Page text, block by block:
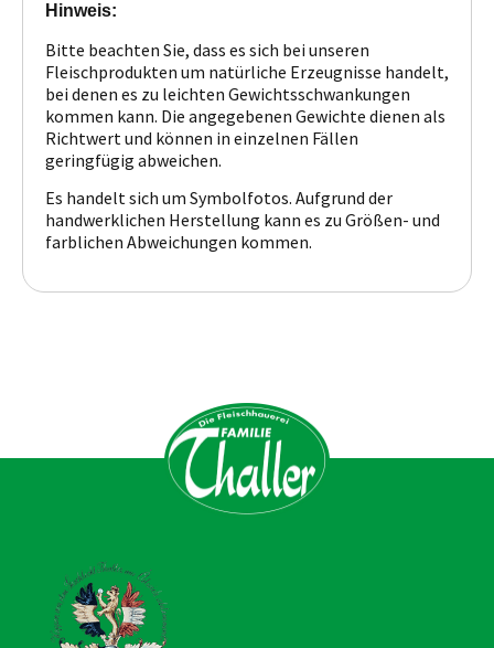
Hinweis:
Bitte beachten Sie, dass es sich bei unseren
Fleischprodukten um natürliche Erzeugnisse handelt,
bei denen es zu leichten Gewichtsschwankungen
kommen kann. Die angegebenen Gewichte dienen als
Richtwert und können in einzelnen Fällen
geringfügig abweichen.
Es handelt sich um Symbolfotos. Aufgrund der
handwerklichen Herstellung kann es zu Größen- und
farblichen Abweichungen kommen.